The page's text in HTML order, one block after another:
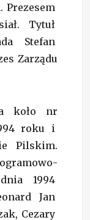
Tytuł
Stefan
Zarządu
koło nr
roku i
Pilskim.
1994
Jan
Cezary